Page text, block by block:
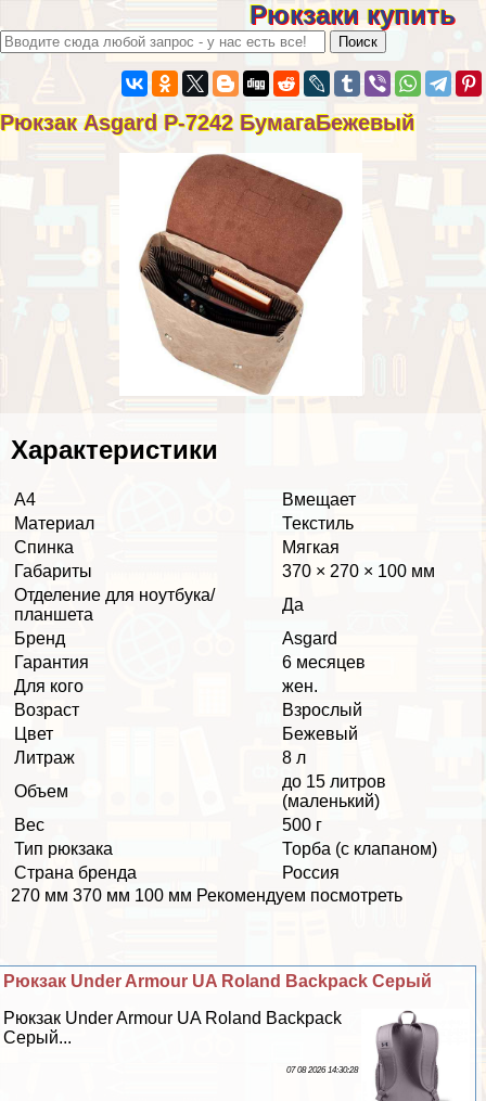
Рюкзаки купить
Рюкзак Asgard Р-7242 БумагаБежевый
Хаpaктеристики
А4
Вмещает
Материал
Текстиль
Спинка
Мягкая
Габариты
370 × 270 × 100 мм
Отделение для ноутбука/
планшета
Да
Бренд
Asgard
Гарантия
6 месяцев
Для кого
жен.
Возраст
Взрослый
Цвет
Бежевый
Литраж
8 л
Объем
до 15 литров
(маленький)
Вес
500 г
Тип рюкзака
Торба (с клапаном)
Страна бренда
Россия
270 мм 370 мм 100 мм Рекомендуем посмотреть
Рюкзак Under Armour UA Roland Backpack Серый
Рюкзак Under Armour UA Roland Backpack
Серый...
07 08 2026 14:30:28